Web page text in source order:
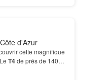
d'Azur
cette magnifique
T4de prés de 140